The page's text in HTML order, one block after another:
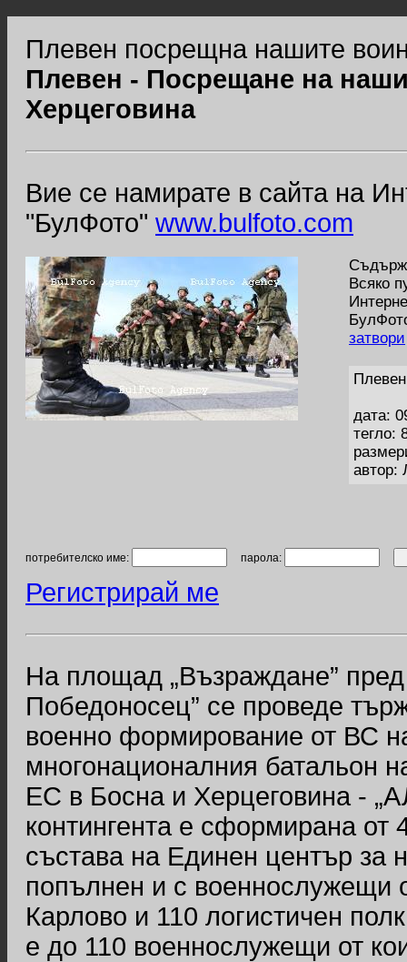
Плевен посрещна нашите
Плевен - Посрещане на
Херцеговина
Вие се намирате в сайта на
"БулФото" www.bulfoto.com
Всяко
затвори
дата:
тегло:
автор:
потребителско име: парола:
Регистрирай ме
На площад „Възраждане”
Победоносец” се проведе
военно формирование от ВС
многонационалния батальон
ЕС в Босна и Херцеговина -
контингента е сформирана от
състава на Единен център за
попълнен и с военнослужещи
Карлово и 110 логистичен
е до 110 военнослужещи от